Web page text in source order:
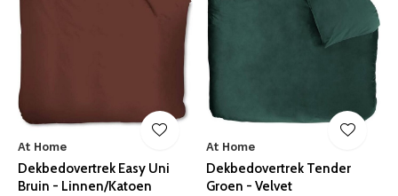
At Home
Dekbedovertrek Easy Uni
Bruin - Linnen/Katoen
At Home
Dekbedovertrek Tender
Groen - Velvet